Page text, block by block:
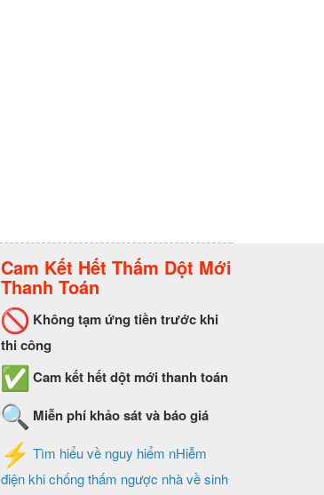
Cam Kết Hết Thấm Dột Mới
Thanh Toán
Không tạm ứng tiền trước khi
thi công
Cam kết hết dột mới thanh toán
Miễn phí khảo sát và báo giá
Tìm hiểu về nguy hiểm nHiễm
điện khi chống thấm ngược nhà về sinh